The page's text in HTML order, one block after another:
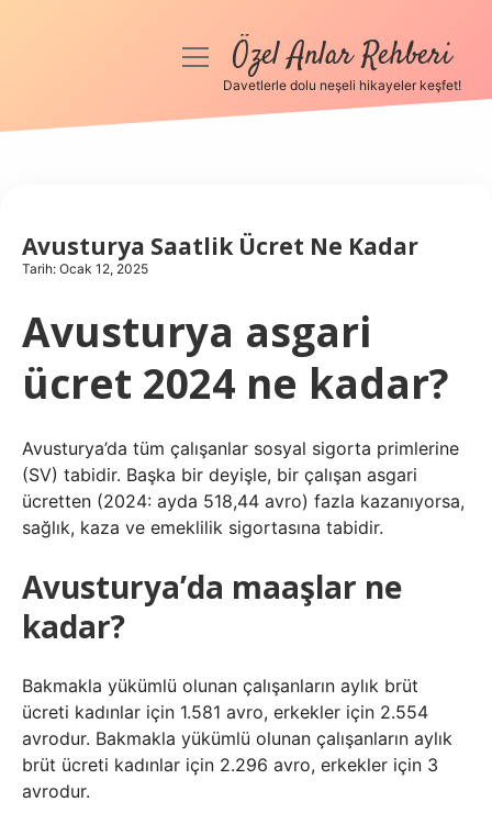
Anasayfa
Hakkımızda
menüyüÖzel Anlar Rehberi
Davetlerle dolu neşeli hikayeler keşfet!
Avusturya Saatlik Ücret Ne Kadar
Tarih: Ocak 12, 2025
Avusturya asgari
ücret 2024 ne kadar?
Avusturya’da tüm çalışanlar sosyal sigorta primlerine
(SV) tabidir. Başka bir deyişle, bir çalışan asgari
ücretten (2024: ayda 518,44 avro) fazla kazanıyorsa,
sağlık, kaza ve emeklilik sigortasına tabidir.
Avusturya’da maaşlar ne
kadar?
Bakmakla yükümlü olunan çalışanların aylık brüt
ücreti kadınlar için 1.581 avro, erkekler için 2.554
avrodur. Bakmakla yükümlü olunan çalışanların aylık
brüt ücreti kadınlar için 2.296 avro, erkekler için 3
avrodur.